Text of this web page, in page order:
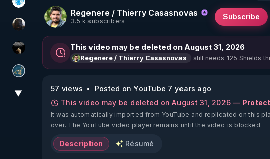
A.D.N.M
TrueMedia
Infos et vérité
Réinformation sur le monde
▼
Regenere / Thierry Casasnovas
3.5 k subscribers
Subscribe
This video may be deleted on August 31, 2026
Regenere / Thierry Casasnovas still needs 125 Shields
57 views
Posted on YouTube 7 years ago
This video may be deleted on August 31, 2026 —
It was automatically imported from YouTube and replicated on this
over. The YouTube video player remains until the video is blocked.
Description Résumé